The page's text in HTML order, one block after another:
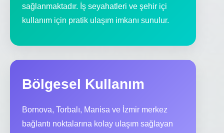
sağlanmaktadır. İş seyahatleri ve şehir içi
kullanım için pratik ulaşım imkanı sunulur.
Bölgesel Kullanım
Bornova, Torbalı, Manisa ve İzmir merkez
bağlantı noktalarına kolay ulaşım sağlayan